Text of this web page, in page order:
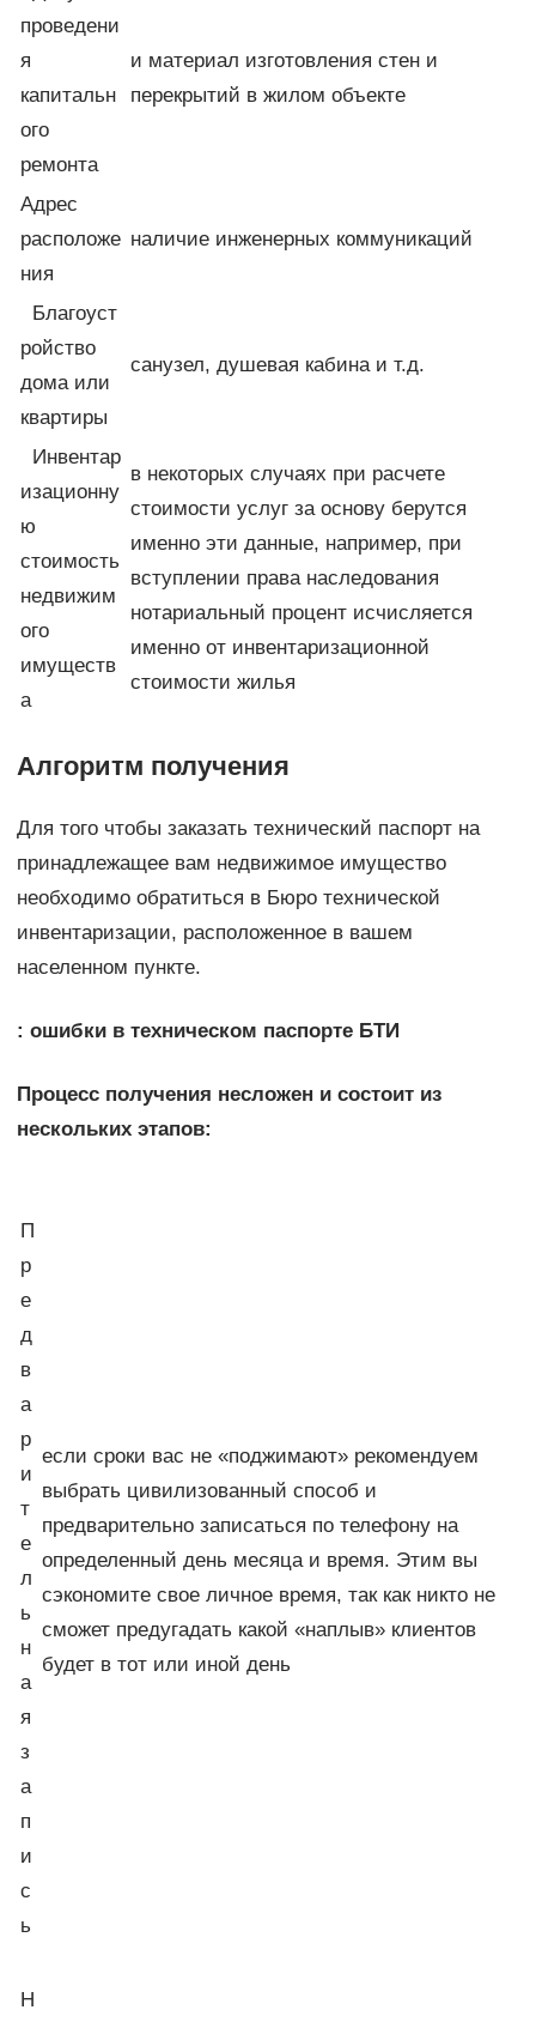
проведени
я
капитальн
ого
ремонта
и материал изготовления стен и
перекрытий в жилом объекте
Адрес
расположе
ния
наличие инженерных коммуникаций
Благоуст
ройство
дома или
квартиры
санузел, душевая кабина и т.д.
Инвентар
изационну
ю
стоимость
недвижим
ого
имуществ
а
в некоторых случаях при расчете
стоимости услуг за основу берутся
именно эти данные, например, при
вступлении права наследования
нотариальный процент исчисляется
именно от инвентаризационной
стоимости жилья
Алгоритм получения
Для того чтобы заказать технический паспорт на
принадлежащее вам недвижимое имущество
необходимо обратиться в Бюро технической
инвентаризации, расположенное в вашем
населенном пункте.
: ошибки в техническом паспорте БТИ
Процесс получения несложен и состоит из
нескольких этапов:
П
р
е
д
в
а
р
и
т
е
л
ь
н
а
я
з
а
п
и
с
ь
если сроки вас не «поджимают» рекомендуем
выбрать цивилизованный способ и
предварительно записаться по телефону на
определенный день месяца и время. Этим вы
сэкономите свое личное время, так как никто не
сможет предугадать какой «наплыв» клиентов
будет в тот или иной день
Н